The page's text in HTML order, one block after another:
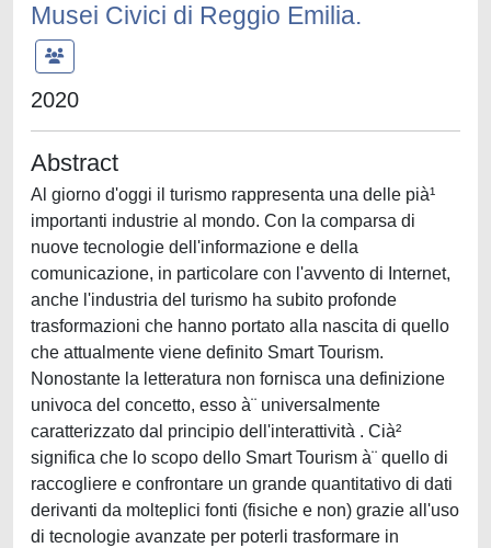
Musei Civici di Reggio Emilia.
2020
Abstract
Al giorno d'oggi il turismo rappresenta una delle pià¹
importanti industrie al mondo. Con la comparsa di
nuove tecnologie dell'informazione e della
comunicazione, in particolare con l'avvento di Internet,
anche l'industria del turismo ha subito profonde
trasformazioni che hanno portato alla nascita di quello
che attualmente viene definito Smart Tourism.
Nonostante la letteratura non fornisca una definizione
univoca del concetto, esso à¨ universalmente
caratterizzato dal principio dell'interattività . Cià²
significa che lo scopo dello Smart Tourism à¨ quello di
raccogliere e confrontare un grande quantitativo di dati
derivanti da molteplici fonti (fisiche e non) grazie all'uso
di tecnologie avanzate per poterli trasformare in